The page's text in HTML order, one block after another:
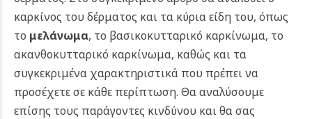
καρκίνος του δέρματος και τα κύρια είδη του, όπως
το μελάνωμα, το βασικοκυτταρικό καρκίνωμα, το
ακανθοκυτταρικό καρκίνωμα, καθώς και τα
συγκεκριμένα χαρακτηριστικά που πρέπει να
προσέχετε σε κάθε περίπτωση. Θα αναλύσουμε
επίσης τους παράγοντες κινδύνου και θα σας